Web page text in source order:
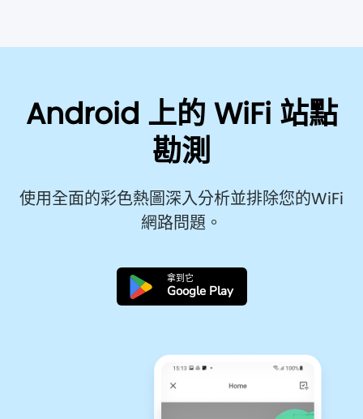
Android 上的 WiFi 站點
勘測
使用全面的彩色熱圖深入分析並排除您的WiFi
網路問題。
拿到它
Google Play